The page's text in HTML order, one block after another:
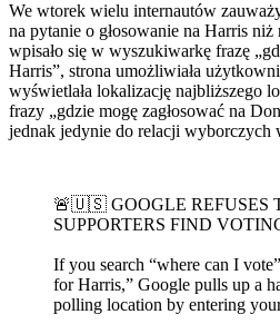
We wtorek wielu internautów
na pytanie o głosowanie na Harris
wpisało się w wyszukiwarkę frazę
Harris”, strona umożliwiała
wyświetlała lokalizację najbliższego
frazy „gdzie mogę zagłosować na
jednak jedynie do relacji
🚨🇺🇸 GOOGLE REFUSES
SUPPORTERS FIND
If you search “where can I
for Harris,” Google pulls up a
polling location by entering